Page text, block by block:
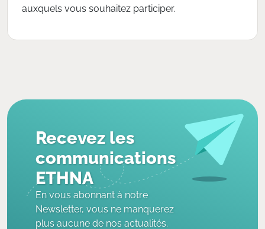
auxquels vous souhaitez participer.
Recevez les
communications
ETHNA
En vous abonnant à notre
Newsletter, vous ne manquerez
plus aucune de nos actualités.